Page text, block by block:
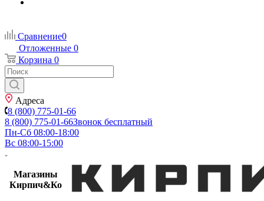
Сравнение0
Отложенные 0
Корзина 0
Адреса
8 (800) 775-01-66
8 (800) 775-01-66Звонок бесплатный
Пн-Сб 08:00-18:00
Вс 08:00-15:00
Магазины
Кирпич&Ко